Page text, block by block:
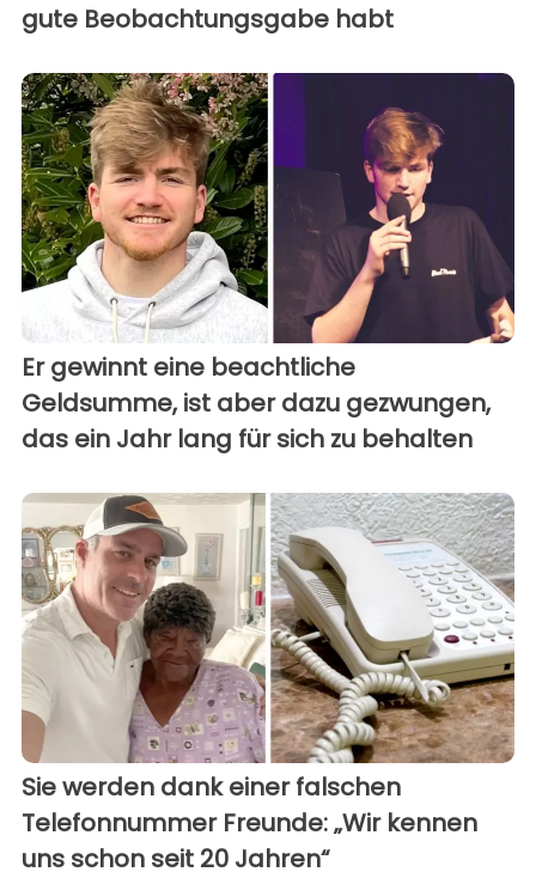
gute Beobachtungsgabe habt
Er gewinnt eine beachtliche
Geldsumme, ist aber dazu gezwungen,
das ein Jahr lang für sich zu behalten
Sie werden dank einer falschen
Telefonnummer Freunde: „Wir kennen
uns schon seit 20 Jahren“